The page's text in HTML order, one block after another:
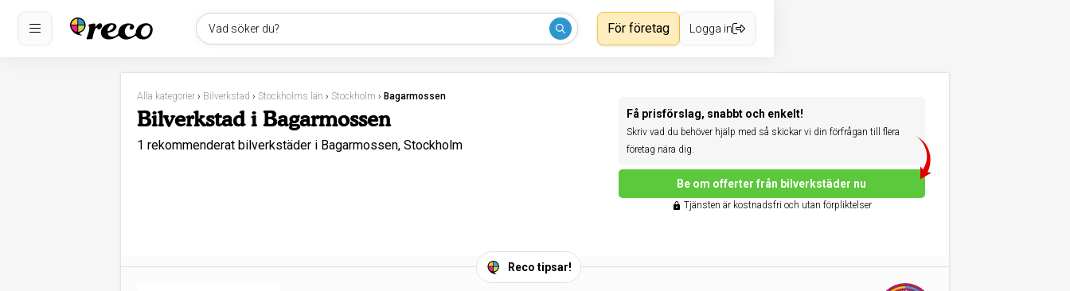
Vad söker du? För företag Logga in
Alla kategorier › Bilverkstad › Stockholms län › Stockholm › Bagarmossen
Bilverkstad i Bagarmossen
1 rekommenderat bilverkstäder i Bagarmossen, Stockholm
Få prisförslag, snabbt och enkelt!
Skriv vad du behöver hjälp med så skickar vi din förfrågan till flera
företag nära dig.
Be om offerter från bilverkstäder nu
Tjänsten är kostnadsfri och utan förpliktelser
Reco tipsar!